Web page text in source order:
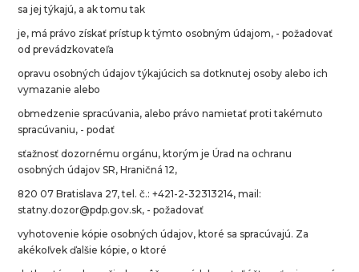
sa jej týkajú, a ak tomu tak
je, má právo získať prístup k týmto osobným údajom, - požadovať
od prevádzkovateľa
opravu osobných údajov týkajúcich sa dotknutej osoby alebo ich
vymazanie alebo
obmedzenie spracúvania, alebo právo namietať proti takémuto
spracúvaniu, - podať
sťažnosť dozornému orgánu, ktorým je Úrad na ochranu
osobných údajov SR, Hraničná 12,
820 07 Bratislava 27, tel. č.: +421-2-32313214, mail:
statny.dozor@pdp.gov.sk, - požadovať
vyhotovenie kópie osobných údajov, ktoré sa spracúvajú. Za
akékoľvek ďalšie kópie, o ktoré